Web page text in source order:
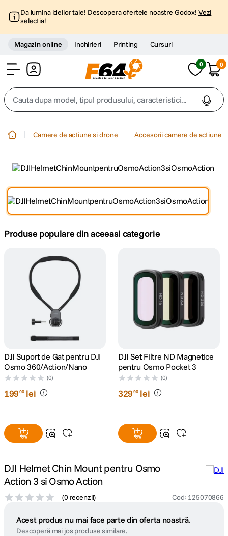
Da lumina ideilor tale! Descopera ofertele noastre Godox! Vezi
selectia!
Magazin online Inchirieri Printing Cursuri
0 0
Cauta dupa model, tipul produsului, caracteristici...
3. trepied telefon
card memorie
ulanzi
10. godox
Camere de actiune si drone Accesorii camere de actiune
Produse populare din aceeasi categorie
DJI Suport de Gat pentru DJI
Osmo 360/Action/Nano
(0)
19900 lei
DJI Set Filtre ND Magnetice
pentru Osmo Pocket 3
(0)
32990 lei
DJI Helmet Chin Mount pentru Osmo
Action 3 si Osmo Action
(0 recenzii) Cod: 125070866
Acest produs nu mai face parte din oferta noastră.
Descoperă mai jos produse similare.